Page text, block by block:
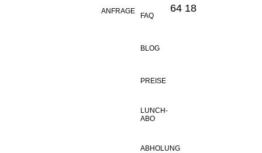
FAQ
BLOG
PREISE
LUNCH-
ABO
ABHOLUNG
ANFRAGE
64 18